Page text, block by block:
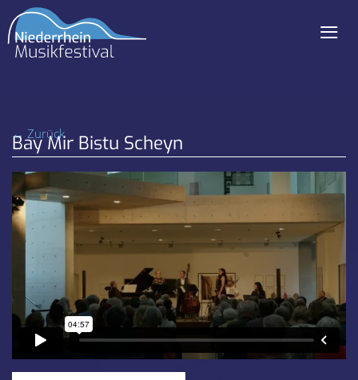
≡
← Zurück
Bay Mir Bistu Scheyn